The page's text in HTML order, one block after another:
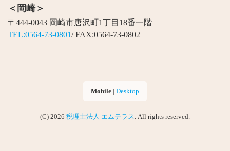
＜岡崎＞
〒444-0043 岡崎市唐沢町1丁目18番一階
TEL:0564-73-0801/ FAX:0564-73-0802
Mobile | Desktop
(C) 2026 税理士法人 エムテラス. All rights reserved.